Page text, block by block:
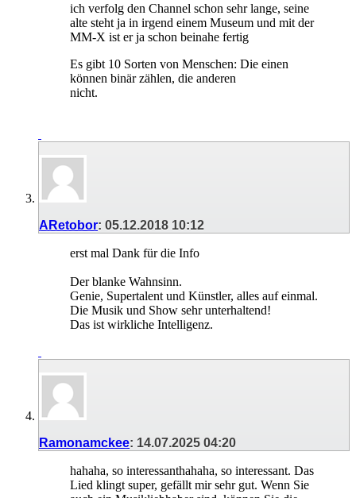
ich verfolg den Channel schon sehr lange, seine
alte steht ja in irgend einem Museum und mit der
MM-X ist er ja schon beinahe fertig
Es gibt 10 Sorten von Menschen: Die einen
können binär zählen, die anderen
nicht.
ARetobor: 05.12.2018 10:12
erst mal Dank für die Info
Der blanke Wahnsinn.
Genie, Supertalent und Künstler, alles auf einmal.
Die Musik und Show sehr unterhaltend!
Das ist wirkliche Intelligenz.
Ramonamckee: 14.07.2025 04:20
hahaha, so interessanthahaha, so interessant. Das
Lied klingt super, gefällt mir sehr gut. Wenn Sie